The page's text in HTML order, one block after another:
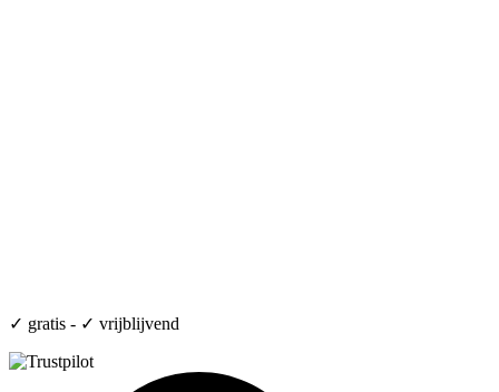
✓ gratis - ✓ vrijblijvend